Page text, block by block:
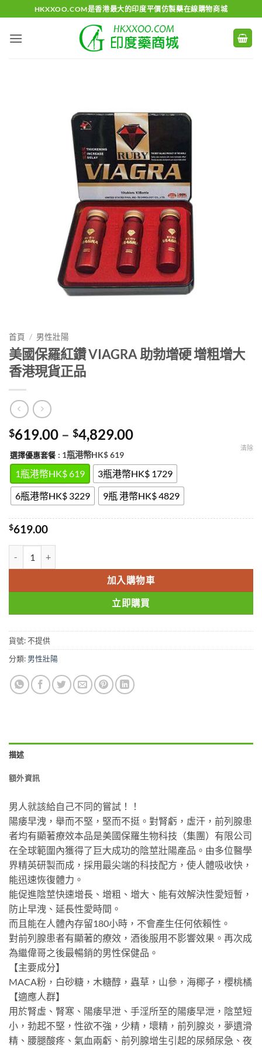
to
content
HKXXOO.COM是香港最大的印度平價仿製藥在線購物商城
首頁 / 男性壯陽
美國保羅紅鑽 VIAGRA 助勃增硬 增粗增大
香港現貨正品
$619.00 – $4,829.00Price
$619.00
through
$4,829.00
選擇優惠套餐 : 1瓶港幣HK$ 619
1瓶港幣HK$ 619
3瓶港幣HK$ 1729
6瓶港幣HK$ 3229
9瓶 港幣HK$ 4829
清除
$619.00
加入購物車
立即購買
貨號:不提供
分類: 男性壯陽
描述
額外資訊
男人就該給自己不同的嘗試！！
陽痿早洩，舉而不堅，堅而不挺。對腎虧，虛汗，前列腺患
者均有顯著療效本品是美國保羅生物科技（集團）有限公司
在全球範圍內獲得了巨大成功的陰莖壯陽產品。由多位醫學
界精英研製而成，採用最尖端的科技配方，使人體吸收快，
能迅速恢復體力。
能促進陰莖快速增長、增粗、增大、能有效解決性愛短暫，
防止早洩、延長性愛時間。
而且能在人體內存留180小時，不會產生任何依賴性。
對前列腺患者有顯著的療效，酒後服用不影響效果。再次成
為繼偉哥之後最暢銷的男性保健品。
【主要成分】
MACA粉，白砂糖，木糖醇，蟲草，山參，海椰子，櫻桃橘
【適應人群】
用於腎虛、腎寒、陽痿早泄、手淫所至的陽痿早泄，陰莖短
小，勃起不堅，性欲不強，少精，壞精，前列腺炎，夢遺滑
精、腰腿酸疼、氣血兩虧、前列腺增生引起的尿頻尿急、夜